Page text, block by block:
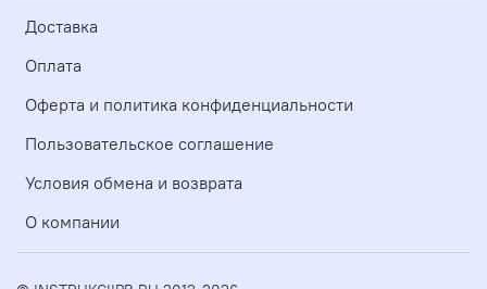
Доставка
Оплата
Оферта и политика конфиденциальности
Пользовательское соглашение
Условия обмена и возврата
О компании